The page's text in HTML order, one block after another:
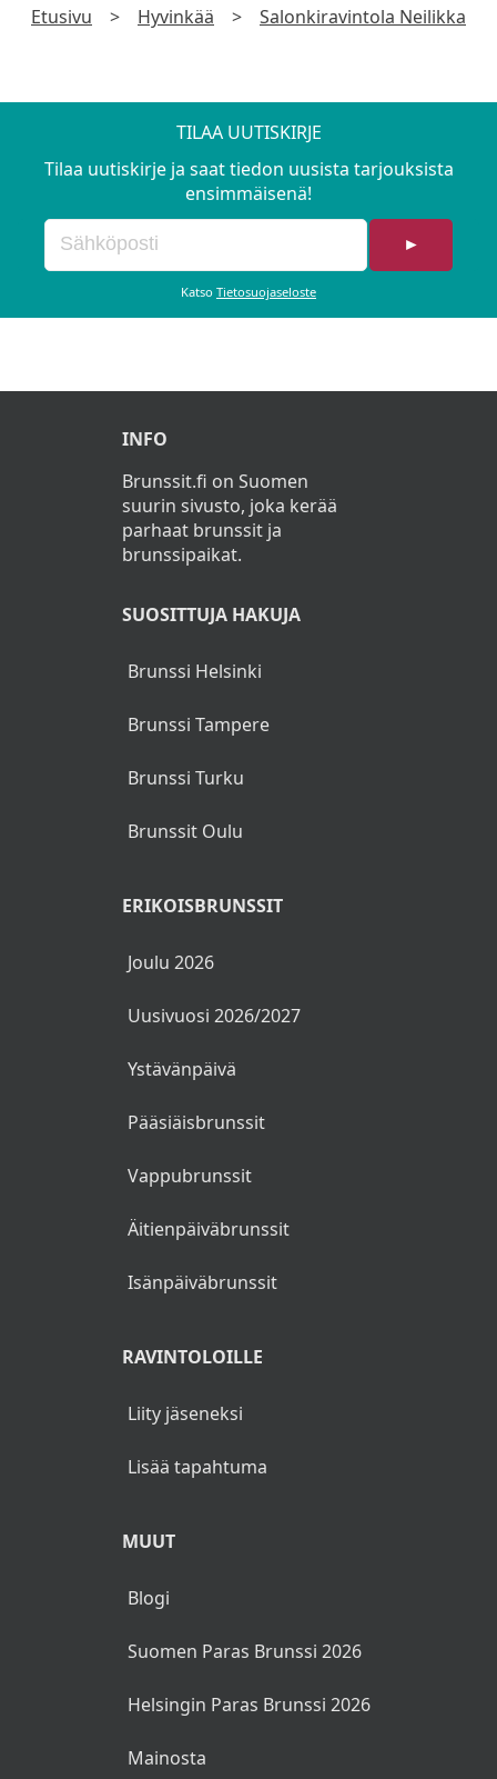
Etusivu > Hyvinkää > Salonkiravintola Neilikka
TILAA UUTISKIRJE
Tilaa uutiskirje ja saat tiedon uusista tarjouksista
ensimmäisenä!
►
Katso Tietosuojaseloste
INFO
Brunssit.fi on Suomen
suurin sivusto, joka kerää
parhaat brunssit ja
brunssipaikat.
SUOSITTUJA HAKUJA
Brunssi Helsinki
Brunssi Tampere
Brunssi Turku
Brunssit Oulu
ERIKOISBRUNSSIT
Joulu 2026
Uusivuosi 2026/2027
Ystävänpäivä
Pääsiäisbrunssit
Vappubrunssit
Äitienpäiväbrunssit
Isänpäiväbrunssit
RAVINTOLOILLE
Liity jäseneksi
Lisää tapahtuma
MUUT
Blogi
Suomen Paras Brunssi 2026
Helsingin Paras Brunssi 2026
Mainosta